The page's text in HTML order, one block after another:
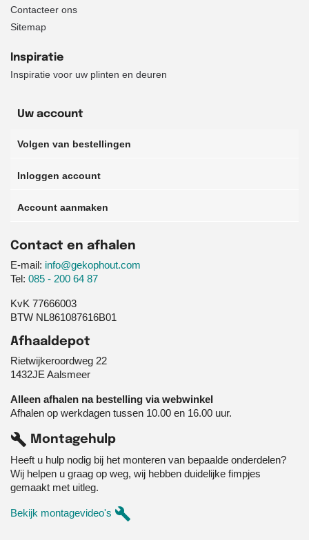
Contacteer ons
Sitemap
Inspiratie
Inspiratie voor uw plinten en deuren
Uw account
Volgen van bestellingen
Inloggen account
Account aanmaken
Contact en afhalen
E-mail: info@gekophout.com
Tel: 085 - 200 64 87
KvK 77666003
BTW NL861087616B01
Afhaaldepot
Rietwijkeroordweg 22
1432JE Aalsmeer
Alleen afhalen na bestelling via webwinkel
Afhalen op werkdagen tussen 10.00 en 16.00 uur.
build Montagehulp
Heeft u hulp nodig bij het monteren van bepaalde onderdelen?
Wij helpen u graag op weg, wij hebben duidelijke fimpjes
gemaakt met uitleg.
Bekijk montagevideo's build